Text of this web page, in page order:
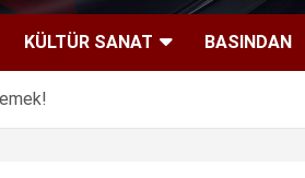
KÜLTÜR SANAT BASINDAN